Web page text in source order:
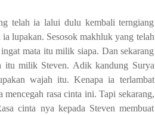
telah ia lalui dulu kembali terngiang
lupakan. Sesosok makhluk yang telah
mata itu milik siapa. Dan sekarang
itu milik Steven. Adik kandung Surya
wajah itu. Kenapa ia terlambat
rasa cinta ini. Tapi sekarang,
cinta nya kepada Steven membuat